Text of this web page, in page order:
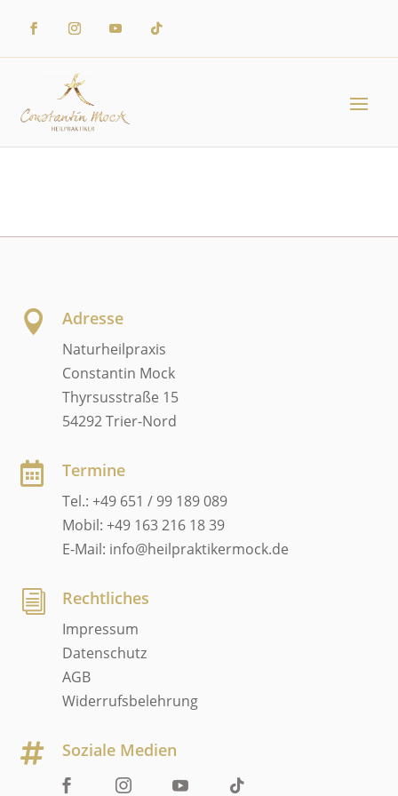
 Adresse
Naturheilpraxis
Constantin Mock
Thyrsusstraße 15
54292 Trier-Nord
 Termine
Tel.: +49 651 / 99 189 089
Mobil: +49 163 216 18 39
E-Mail: info@heilpraktikermock.de
i Rechtliches
Impressum
Datenschutz
AGB
Widerrufsbelehrung
 Soziale Medien